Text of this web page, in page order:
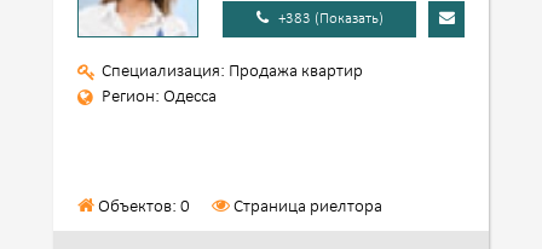
+383 (Показать)
Специализация: Продажа квартир
Регион: Одесса
Объектов: 0 Страница риелтора